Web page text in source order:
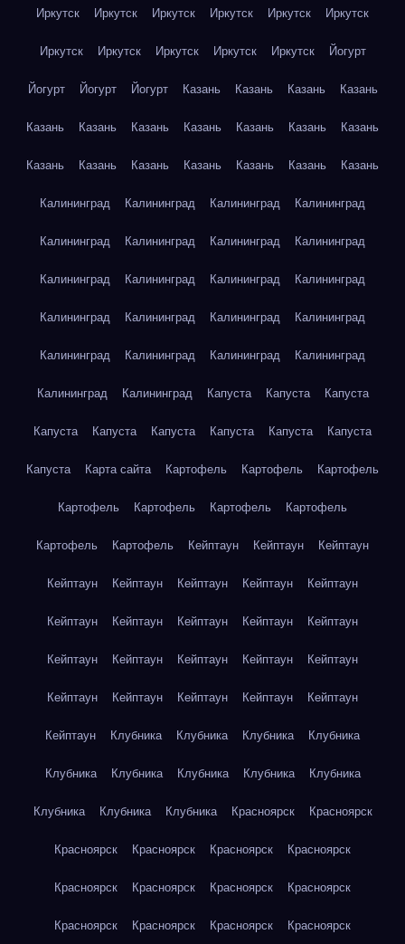
Иркутск Иркутск Иркутск Иркутск Иркутск Иркутск
Иркутск Иркутск Иркутск Иркутск Иркутск Йогурт
Йогурт Йогурт Йогурт Казань Казань Казань Казань
Казань Казань Казань Казань Казань Казань Казань
Казань Казань Казань Казань Казань Казань Казань
Калининград Калининград Калининград Калининград
Калининград Калининград Калининград Калининград
Калининград Калининград Калининград Калининград
Калининград Калининград Калининград Калининград
Калининград Калининград Калининград Калининград
Калининград Калининград Капуста Капуста Капуста
Капуста Капуста Капуста Капуста Капуста Капуста
Капуста Карта сайта Картофель Картофель Картофель
Картофель Картофель Картофель Картофель
Картофель Картофель Кейптаун Кейптаун Кейптаун
Кейптаун Кейптаун Кейптаун Кейптаун Кейптаун
Кейптаун Кейптаун Кейптаун Кейптаун Кейптаун
Кейптаун Кейптаун Кейптаун Кейптаун Кейптаун
Кейптаун Кейптаун Кейптаун Кейптаун Кейптаун
Кейптаун Клубника Клубника Клубника Клубника
Клубника Клубника Клубника Клубника Клубника
Клубника Клубника Клубника Красноярск Красноярск
Красноярск Красноярск Красноярск Красноярск
Красноярск Красноярск Красноярск Красноярск
Красноярск Красноярск Красноярск Красноярск